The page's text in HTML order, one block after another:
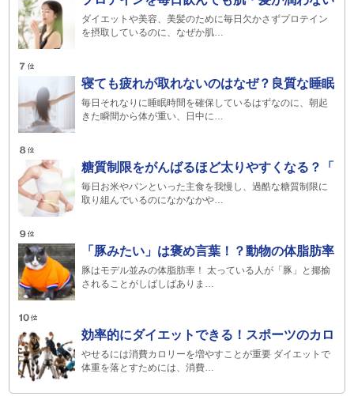
ダイエットや美容、美髪のために毎日欠かさずプロテイン
を摂取しているのに、なぜか肌…
寝ても疲れが取れないのはなぜ？良質な睡眠
毎日それなりに睡眠時間を確保しているはずなのに、朝起
きた瞬間から体が重い、日中に…
糖質制限をがんばるほど太りやすくなる？「
毎日お米やパンといった主食を我慢し、過酷な糖質制限に
取り組んでいるのになかなかや…
「豚みたい」は褒め言葉！？動物の体脂肪率
豚はモデル並みの体脂肪率！ 太っている人が「豚」と揶揄
されることがしばしばありま…
効率的にダイエットできる！スポーツのカロ
やせるには消費カロリーを増やすことが重要 ダイエットで
体重を落とすためには、消費…